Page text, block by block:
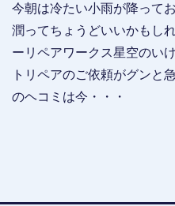
今朝は冷たい小雨が降って
潤ってちょうどいいかもし
ーリペアワークス星空のい
トリペアのご依頼がグンと
のヘコミは今・・・